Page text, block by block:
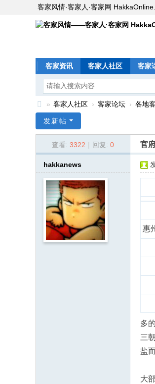
客家风情·客家人·客家网
客家资讯 客家人社区 客家
家
» 客家人社区 › 客家论坛 › 各地
发新帖
查看: 3322 | 回复: 0 官
hakkanews
惠
多
三
盐
崇
大